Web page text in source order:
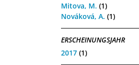
Mitova, M. (1)
Nováková, A. (1)
ERSCHEINUNGSJAHR
2017 (1)